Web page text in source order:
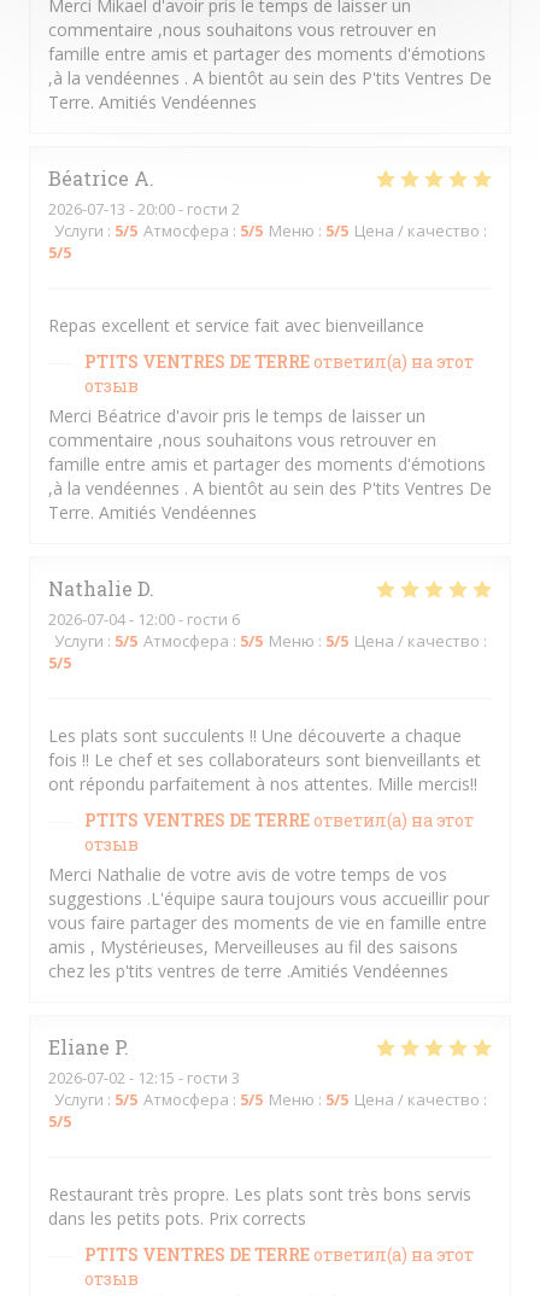
Merci Mikael d'avoir pris le temps de laisser un
commentaire ,nous souhaitons vous retrouver en
famille entre amis et partager des moments d'émotions
,à la vendéennes . A bientôt au sein des P'tits Ventres De
Terre. Amitiés Vendéennes
Béatrice A
2026-07-13 - 20:00 - гости 2
Услуги : 5/5 Атмосфера : 5/5 Меню : 5/5 Цена / качество :
5/5
Repas excellent et service fait avec bienveillance
PTITS VENTRES DE TERREответил(а) на этот
отзыв
Merci Béatrice d'avoir pris le temps de laisser un
commentaire ,nous souhaitons vous retrouver en
famille entre amis et partager des moments d'émotions
,à la vendéennes . A bientôt au sein des P'tits Ventres De
Terre. Amitiés Vendéennes
Nathalie D
2026-07-04- 12:00 - гости 6
Услуги : 5/5 Атмосфера : 5/5 Меню : 5/5 Цена / качество :
5/5
Les plats sont succulents !! Une découverte a chaque
fois !! Le chef et ses collaborateurs sont bienveillants et
ont répondu parfaitement à nos attentes. Mille mercis!!
PTITS VENTRES DE TERREответил(а) на этот
отзыв
Merci Nathalie de votre avis de votre temps de vos
suggestions .L'équipe saura toujours vous accueillir pour
vous faire partager des moments de vie en famille entre
amis , Mystérieuses, Merveilleuses au fil des saisons
chez les p'tits ventres de terre .Amitiés Vendéennes
Eliane P
2026-07-02 - 12:15 - гости 3
Услуги : 5/5 Атмосфера : 5/5 Меню : 5/5 Цена / качество :
5/5
Restaurant très propre. Les plats sont très bons servis
dans les petits pots. Prix corrects
PTITS VENTRES DE TERREответил(а) на этот
отзыв